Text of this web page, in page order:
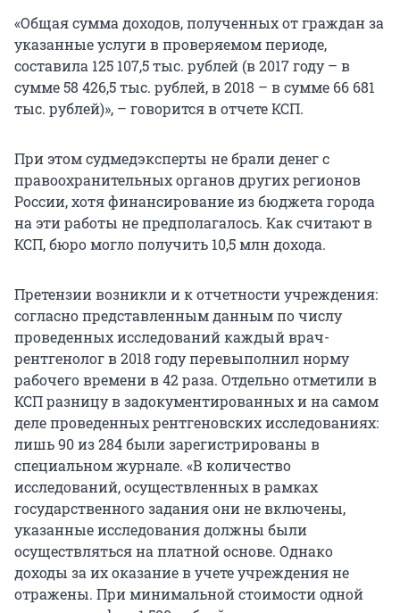
«Общая сумма доходов, полученных от граждан за
указанные услуги в проверяемом периоде,
составила 125 107,5 тыс. рублей (в 2017 году – в
сумме 58 426,5 тыс. рублей, в 2018 – в сумме 66 681
тыс. рублей)», – говорится в отчете КСП.
При этом судмедэксперты не брали денег с
правоохранительных органов других регионов
России, хотя финансирование из бюджета города
на эти работы не предполагалось. Как считают в
КСП, бюро могло получить 10,5 млн дохода.
Претензии возникли и к отчетности учреждения:
согласно представленным данным по числу
проведенных исследований каждый врач-
рентгенолог в 2018 году перевыполнил норму
рабочего времени в 42 раза. Отдельно отметили в
КСП разницу в задокументированных и на самом
деле проведенных рентгеновских исследованиях:
лишь 90 из 284 были зарегистрированы в
специальном журнале. «В количество
исследований, осуществленных в рамках
государственного задания они не включены,
указанные исследования должны были
осуществляться на платной основе. Однако
доходы за их оказание в учете учреждения не
отражены. При минимальной стоимости одной